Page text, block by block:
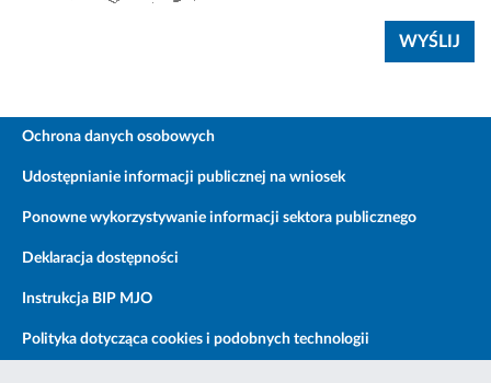
Ochrona danych osobowych
Udostępnianie informacji publicznej na wniosek
Ponowne wykorzystywanie informacji sektora publicznego
Deklaracja dostępności
Instrukcja BIP MJO
Polityka dotycząca cookies i podobnych technologii